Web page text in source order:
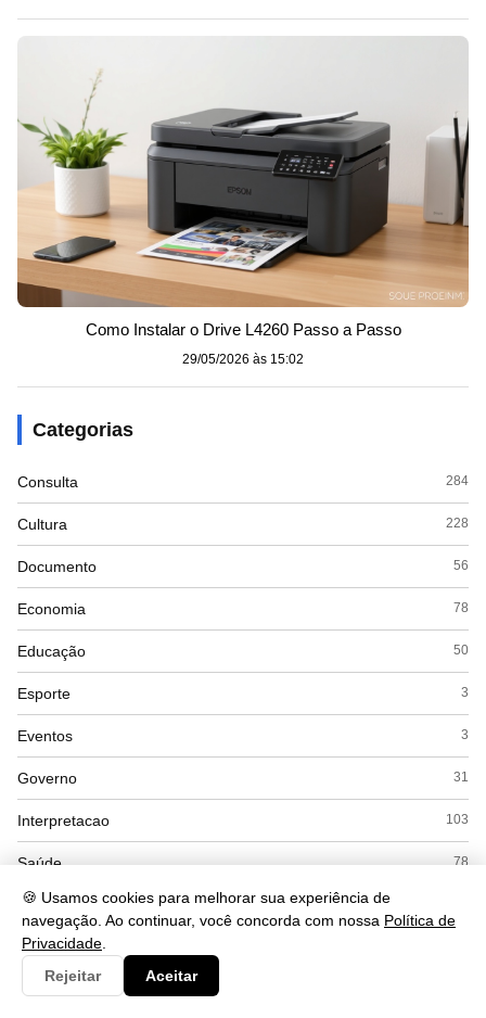
🍪 Usamos cookies para melhorar sua experiência de
navegação. Ao continuar, você concorda com nossa Política de
Privacidade
Rejeitar
Aceitar
Como Instalar o Drive L4260 Passo a Passo
29/05/2026 às 15:02
Categorias
Consulta 284
Cultura 228
Documento 56
Economia 78
Educação 50
Esporte 3
Eventos 3
Governo 31
Interpretacao 103
Saúde 78
Tecnologia